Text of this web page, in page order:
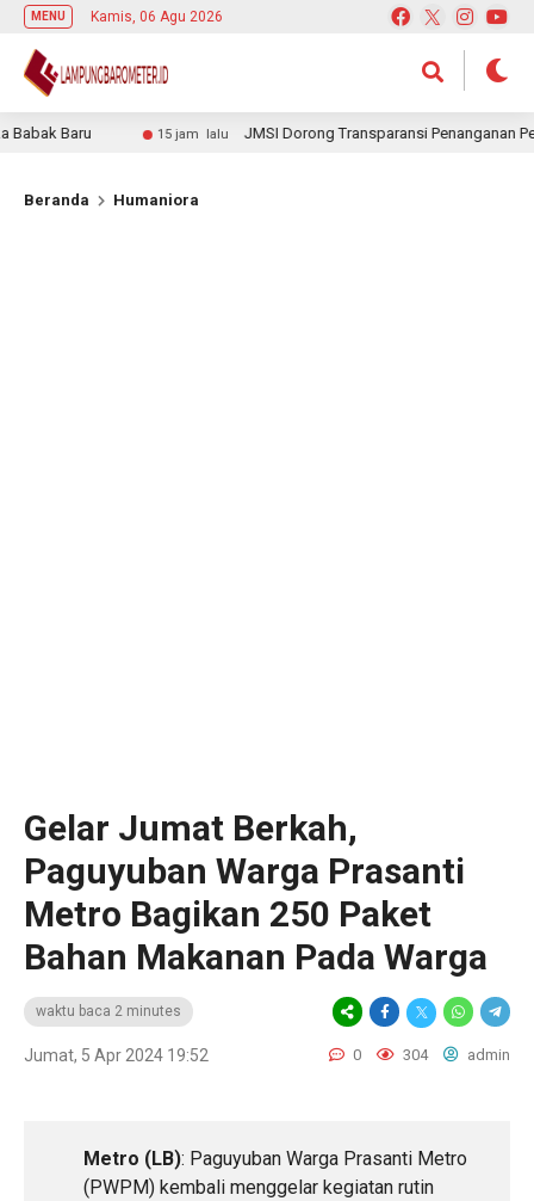
MENU Kamis, 06 Agu 2026
Baru 15 jam lalu JMSI Dorong Transparansi Penanganan
Beranda Humaniora
Gelar Jumat Berkah,
Paguyuban Warga Prasanti
Metro Bagikan 250 Paket
Bahan Makanan Pada Warga
waktu baca 2 minutes
Jumat, 5 Apr 2024 19:52 0 304 admin
Metro (LB): Paguyuban Warga Prasanti Metro
(PWPM) kembali menggelar kegiatan rutin